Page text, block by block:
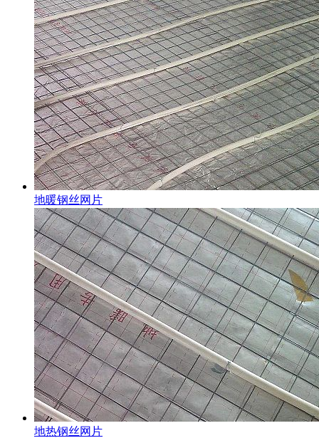
地暖钢丝网片
地热钢丝网片